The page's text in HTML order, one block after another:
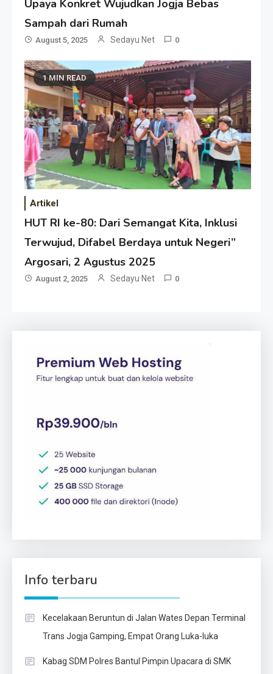
Upaya Konkret Wujudkan Jogja Bebas
Sampah dari Rumah
August 5, 2025 Sedayu Net 0
1 MIN READ
Artikel
HUT RI ke-80: Dari Semangat Kita, Inklusi
Terwujud, Difabel Berdaya untuk Negeri”
Argosari, 2 Agustus 2025
August 2, 2025 Sedayu Net 0
Info terbaru
Kecelakaan Beruntun di Jalan Wates Depan Terminal
Trans Jogja Gamping, Empat Orang Luka-luka
Kabag SDM Polres Bantul Pimpin Upacara di SMK